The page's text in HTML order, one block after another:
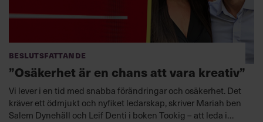
Beslutsfattande
”Osäkerhet är en chans att vara kreativ”
Vi lever i en tid med snabba förändringar och osäkerhet. Det
kräver ett ödmjukt och nyfiket ledarskap, skriver Mariah ben
Salem Dynehäll och Leif Denti i boken Tookig – att leda i